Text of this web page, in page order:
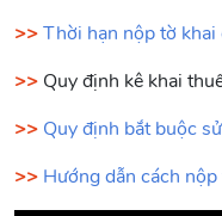
>>Thời hạn nộp tờ
>> Quy định kê khai
>> Quy định bắt buộc
>> Hướng dẫn cách